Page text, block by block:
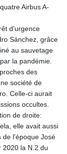
Airbus A-
d'urgence
Sánchez, grâce
au sauvetage
la pandémie.
des
société de
Celle-ci aurait
occultes.
de droite:
elle avait aussi
de l'époque José
2020 la N.2 du